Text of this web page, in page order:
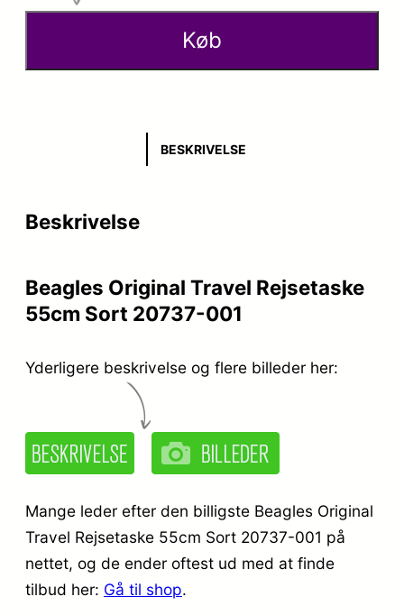
Køb
BESKRIVELSE
Beskrivelse
Beagles Original Travel Rejsetaske
55cm Sort 20737-001
Yderligere beskrivelse og flere billeder her:
Mange leder efter den billigste Beagles Original
Travel Rejsetaske 55cm Sort 20737-001 på
nettet, og de ender oftest ud med at finde
tilbud her: Gå til shop.